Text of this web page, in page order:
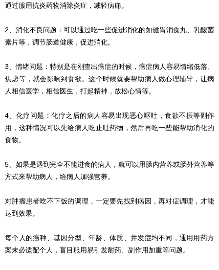
通过服用抗炎药物消除炎症，减轻病痛。
2、消化不良问题：可以通过吃一些促进消化的如健胃消食丸、乳酸菌
素片等，调节肠道健康，促进消化。
3、情绪问题：特别是在刚查出癌症的时候，癌症病人容易情绪低落、
焦虑等，就会影响到食欲。这个时候就要帮助病人做心理辅导，让病
人相信医学，相信医生，打起精神，放松心情等。
4、化疗问题：化疗之后的病人容易出现恶心呕吐，食欲不振等副作
用，这种情况可以先给病人吃止吐药物，然后再吃一些能帮助消化的
食物。
5、如果是遇到完全不能进食的病人，就可以用肠内营养或肠外营养等
方式来帮助病人，给病人加强营养。
对肿瘤患者吃不下饭的调理，一定要先找到病因，再对症调理，才能
达到效果。
每个人的癌种、基因分型、年龄、体质、并发症均不同，通用用药方
案未必适配个人，盲目服用易引发耐药、副作用加重等问题。